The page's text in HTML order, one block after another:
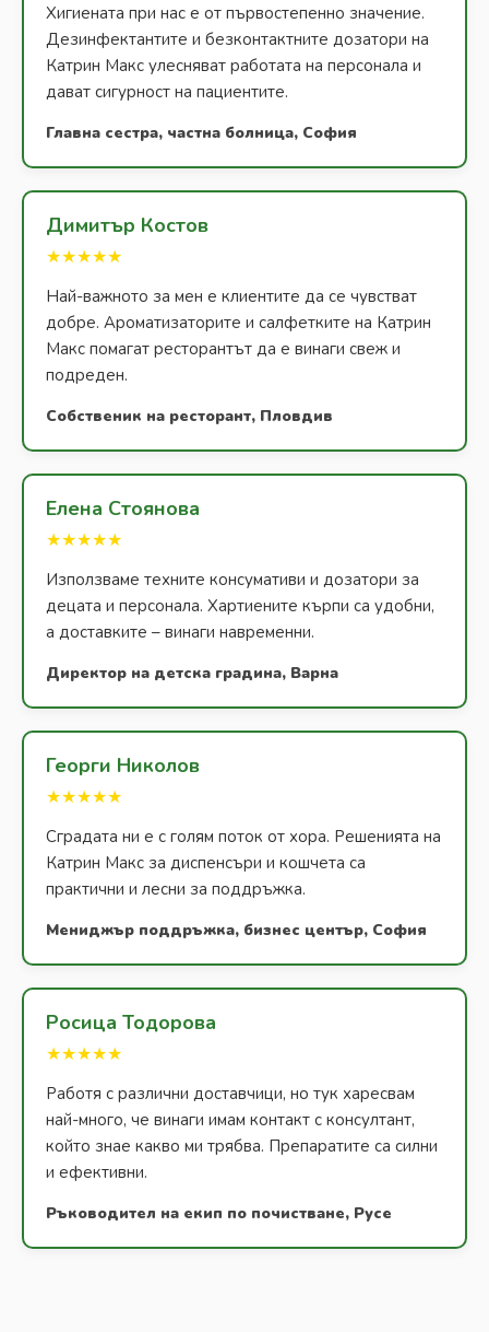
Хигиената при нас е от първостепенно значение.
Дезинфектантите и безконтактните дозатори на
Катрин Макс улесняват работата на персонала и
дават сигурност на пациентите.
Главна сестра, частна болница, София
Димитър Костов
★★★★★
Най-важното за мен е клиентите да се чувстват
добре. Ароматизаторите и салфетките на Катрин
Макс помагат ресторантът да е винаги свеж и
подреден.
Собственик на ресторант, Пловдив
Елена Стоянова
★★★★★
Използваме техните консумативи и дозатори за
децата и персонала. Хартиените кърпи са удобни,
а доставките – винаги навременни.
Директор на детска градина, Варна
Георги Николов
★★★★★
Сградата ни е с голям поток от хора. Решенията на
Катрин Макс за диспенсъри и кошчета са
практични и лесни за поддръжка.
Мениджър поддръжка, бизнес център, София
Росица Тодорова
★★★★★
Работя с различни доставчици, но тук харесвам
най-много, че винаги имам контакт с консултант,
който знае какво ми трябва. Препаратите са силни
и ефективни.
Ръководител на екип по почистване, Русе